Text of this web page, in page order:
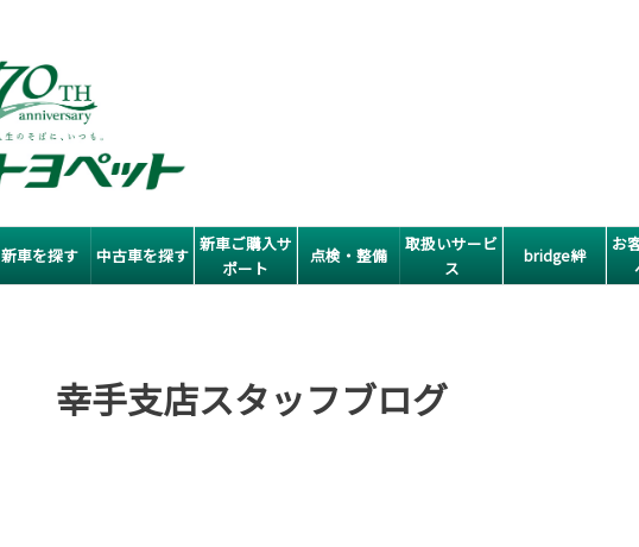
新車を探す 中古車を探す
新車ご購入サ
ポート
点検・整備
取扱いサービ
ス
bridge絆
お
幸手支店スタッフブログ